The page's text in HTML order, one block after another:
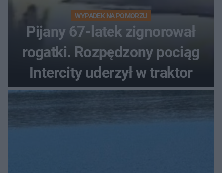
WYPADEK NA POMORZU
Pijany 67-latek zignorował
rogatki. Rozpędzony pociąg
Intercity uderzył w traktor